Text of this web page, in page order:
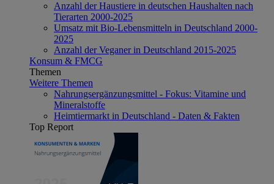
Anzahl der Haustiere in deutschen Haushalten nach
Tierarten 2000-2025
Umsatz mit Bio-Lebensmitteln in Deutschland 2000-
2025
Anzahl der Veganer in Deutschland 2015-2025
Konsum & FMCG
Themen
Weitere Themen
Nahrungsergänzungsmittel - Fokus: Vitamine und
Mineralstoffe
Heimtiermarkt in Deutschland - Daten & Fakten
Top Report